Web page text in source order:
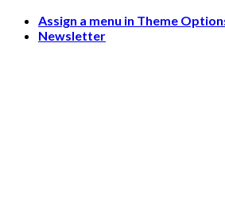
Skip
Assign a menu in Theme
Newsletter